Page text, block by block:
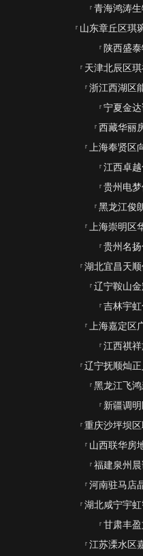
青海鸿涛
山东章丘区琪
陕西盛
天津北辰区
浙江西湖区
宁夏金达
西藏华丽
上海奉贤区
江西卓越
贵州电梦
黑龙江俊
上海崇明区
贵州名扬
湖北宜昌天
辽宁鞍山
吉林宇虹
上海嘉定区
江西祺祥
辽宁抚顺灿
黑龙江飞
新疆调
重庆沙坪坝
山西联华房
福建泉州
河南驻马店
湖北咸宁宇
甘肃丰盈
江苏溧水区